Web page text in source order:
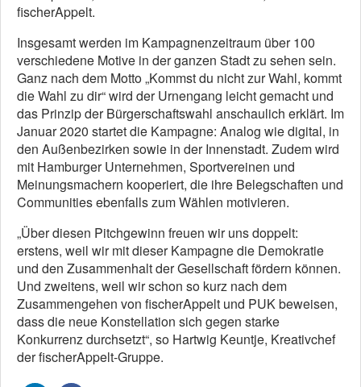
fischerAppelt.
Insgesamt werden im Kampagnenzeitraum über 100
verschiedene Motive in der ganzen Stadt zu sehen sein.
Ganz nach dem Motto „Kommst du nicht zur Wahl, kommt
die Wahl zu dir“ wird der Urnengang leicht gemacht und
das Prinzip der Bürgerschaftswahl anschaulich erklärt. Im
Januar 2020 startet die Kampagne: Analog wie digital, in
den Außenbezirken sowie in der Innenstadt. Zudem wird
mit Hamburger Unternehmen, Sportvereinen und
Meinungsmachern kooperiert, die ihre Belegschaften und
Communities ebenfalls zum Wählen motivieren.
„Über diesen Pitchgewinn freuen wir uns doppelt:
erstens, weil wir mit dieser Kampagne die Demokratie
und den Zusammenhalt der Gesellschaft fördern können.
Und zweitens, weil wir schon so kurz nach dem
Zusammengehen von fischerAppelt und PUK beweisen,
dass die neue Konstellation sich gegen starke
Konkurrenz durchsetzt“, so Hartwig Keuntje, Kreativchef
der fischerAppelt-Gruppe.